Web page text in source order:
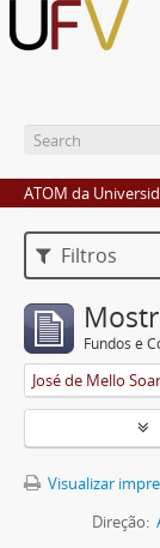
ATOM da
Filtros
Fundos e
José de Mello
Visualizar
Direção: